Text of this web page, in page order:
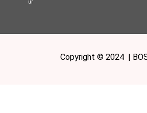
ur
Copyright © 2024 |